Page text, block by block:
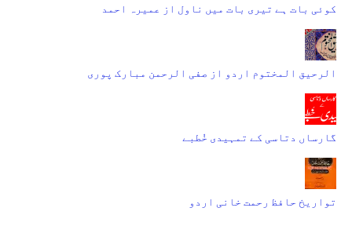
کوئی بات ہے تیری بات میں ناول از عمیرہ احمد
الرحیق المختوم اردو از صفی الرحمن مبارک پوری
گارساں دتاسی کے تمہیدی خُطبے
تواریخ حافظ رحمت خانی اردو